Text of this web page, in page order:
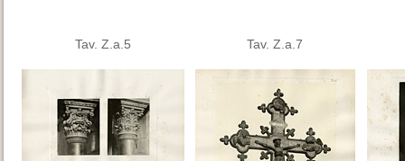
Tav. Z.a.5 Tav. Z.a.7